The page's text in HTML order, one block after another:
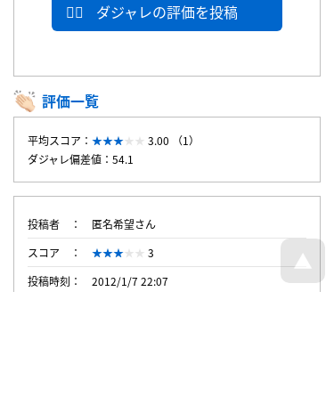
ダジャレの評価を投稿
評価一覧
平均スコア：
3.00 （1）
ダジャレ偏差値：54.1
投稿者
匿名希望さん
スコア
3
投稿時刻
2012/1/7 22:07